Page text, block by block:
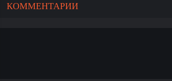
КОММЕНТАРИИ